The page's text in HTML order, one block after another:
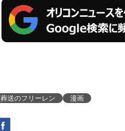
葬送のフリーレン 漫画